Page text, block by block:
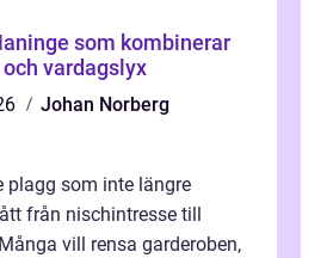
som kombinerar
vardagslyx
Johan Norberg
plagg som inte längre
från nischintresse till
vill rensa garderoben,